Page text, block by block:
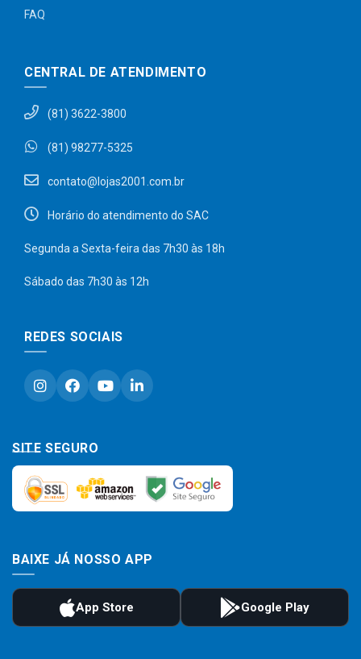
FAQ
CENTRAL DE ATENDIMENTO
(81) 3622-3800
(81) 98277-5325
contato@lojas2001.com.br
Horário do atendimento do SAC
Segunda a Sexta-feira das 7h30 às 18h
Sábado das 7h30 às 12h
REDES SOCIAIS
SITE SEGURO
BAIXE JÁ NOSSO APP